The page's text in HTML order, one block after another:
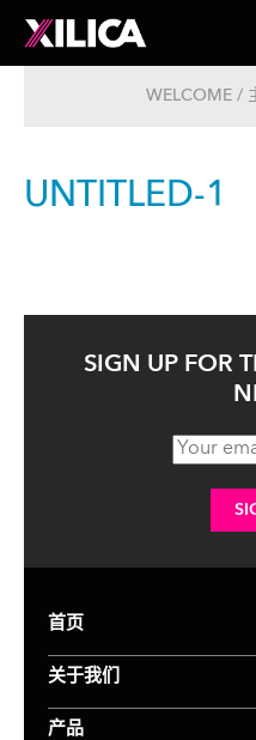
WELCOME /
UNTITLED-1
SIGN UP FOR
首页
关于我们
产品